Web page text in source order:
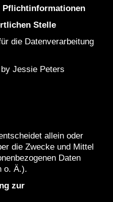
Pflichtinformationen
Stelle
die Datenverarbeitung
Jessie Peters
allein oder
die Zwecke und Mittel
Daten
o. Ä.).
zur